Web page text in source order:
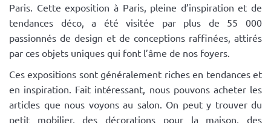
Paris. Cette exposition à Paris, pleine d’inspiration et de
tendances déco, a été visitée par plus de 55 000
passionnés de design et de conceptions raffinées, attirés
par ces objets uniques qui font l’âme de nos foyers.
Ces expositions sont généralement riches en tendances et
en inspiration. Fait intéressant, nous pouvons acheter les
articles que nous voyons au salon. On peut y trouver du
petit mobilier, des décorations pour la maison, des